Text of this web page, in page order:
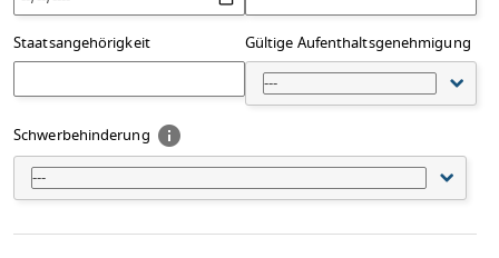
Staatsangehörigkeit Gültige Aufenthaltsgenehmigung
---
Schwerbehinderung
---